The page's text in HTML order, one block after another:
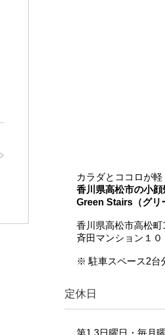
カラダとココロが軽
香川県高松市の小
Green Stairs（グリ
香川県高松市高松町
斉田マンション１０
※ 駐車スペース2台
定休日
第1,3日曜日・毎月